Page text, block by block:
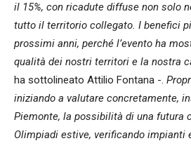
il 15%, con ricadute diffuse non solo
tutto il territorio collegato. I benefici
prossimi anni, perché l’evento ha
qualità dei nostri territori e la nostra
ha sottolineato Attilio Fontana -.
iniziando a valutare concretamente,
Piemonte, la possibilità di una futura
Olimpiadi estive, verificando impianti